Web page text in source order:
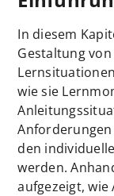
In diesem
Gestaltung
wie sie
den
werden.
aufgezeigt,